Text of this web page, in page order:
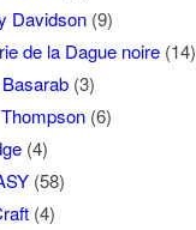
Davidson(9)
de la Dague noire(14)
(3)
(6)
(4)
(58)
(4)